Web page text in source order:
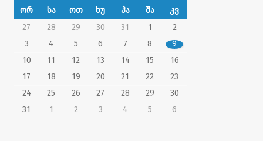
ორ სა ოთ ხუ პა შა
კვ
27
28 29 30 31 1
2
3
4 5 6 7 8
9
10
11 12 13 14 15
16
17
18 19 20 21 22
23
24
25 26 27 28 29
30
31
1 2 3 4 5 6